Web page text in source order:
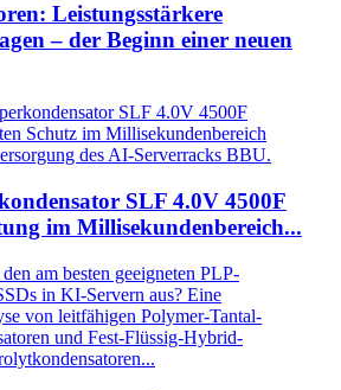
Leistungsstärkere
– der Beginn einer neuen
SLF 4.0V 4500F
im Millisekundenbereich...